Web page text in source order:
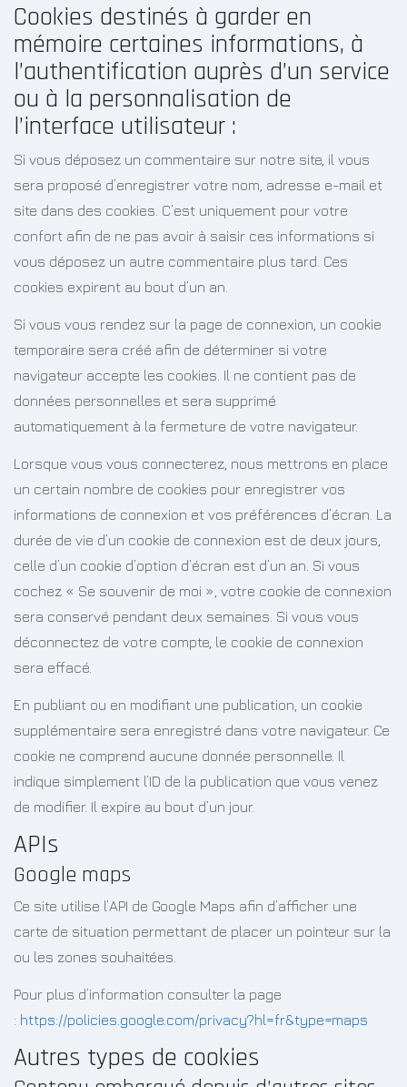
Cookies destinés à garder en
mémoire certaines informations, à
l’authentification auprès d’un service
ou à la personnalisation de
l’interface utilisateur :
Si vous déposez un commentaire sur notre site, il vous
sera proposé d’enregistrer votre nom, adresse e-mail et
site dans des cookies. C’est uniquement pour votre
confort afin de ne pas avoir à saisir ces informations si
vous déposez un autre commentaire plus tard. Ces
cookies expirent au bout d’un an.
Si vous vous rendez sur la page de connexion, un cookie
temporaire sera créé afin de déterminer si votre
navigateur accepte les cookies. Il ne contient pas de
données personnelles et sera supprimé
automatiquement à la fermeture de votre navigateur.
Lorsque vous vous connecterez, nous mettrons en place
un certain nombre de cookies pour enregistrer vos
informations de connexion et vos préférences d’écran. La
durée de vie d’un cookie de connexion est de deux jours,
celle d’un cookie d’option d’écran est d’un an. Si vous
cochez « Se souvenir de moi », votre cookie de connexion
sera conservé pendant deux semaines. Si vous vous
déconnectez de votre compte, le cookie de connexion
sera effacé.
En publiant ou en modifiant une publication, un cookie
supplémentaire sera enregistré dans votre navigateur. Ce
cookie ne comprend aucune donnée personnelle. Il
indique simplement l’ID de la publication que vous venez
de modifier. Il expire au bout d’un jour.
APIs
Google maps
Ce site utilise l’API de Google Maps afin d’afficher une
carte de situation permettant de placer un pointeur sur la
ou les zones souhaitées.
Pour plus d’information consulter la page
: https://policies.google.com/privacy?hl=fr&type=maps
Autres types de cookies